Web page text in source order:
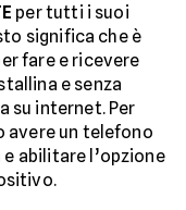
per tutti i suoi
significa che è
fare e ricevere
e senza
su internet. Per
avere un telefono
abilitare l’opzione